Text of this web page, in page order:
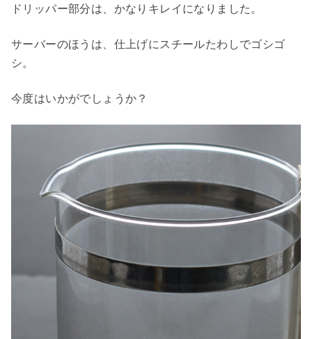
ドリッパー部分は、かなりキレイになりました。
サーバーのほうは、仕上げにスチールたわしでゴシゴ
シ。
今度はいかがでしょうか？